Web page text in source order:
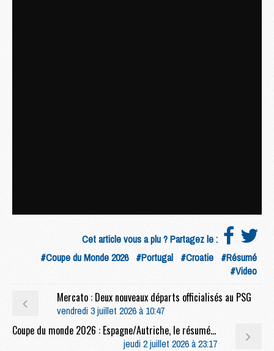
Cet article vous a plu ? Partagez le :
#Coupe du Monde 2026 #Portugal #Croatie #Résumé
#Video
Mercato : Deux nouveaux départs officialisés au PSG
vendredi 3 juillet 2026 à 10:47
Coupe du monde 2026 : Espagne/Autriche, le résumé et les buts en video
jeudi 2 juillet 2026 à 23:17